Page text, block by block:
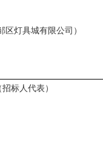
灯具城有限公司）
标人代表）